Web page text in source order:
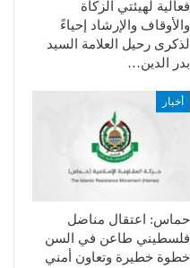
فعالية لهيئتي الزكاة
والأوقاف والإرشاد إحياءً
لذكرى رحيل العلامة السيد
بدر الدين…
أخبار
حماس: اعتقال مناضل
فلسطيني طاعن في السن
خطوة خطيرة وتعاون أمني